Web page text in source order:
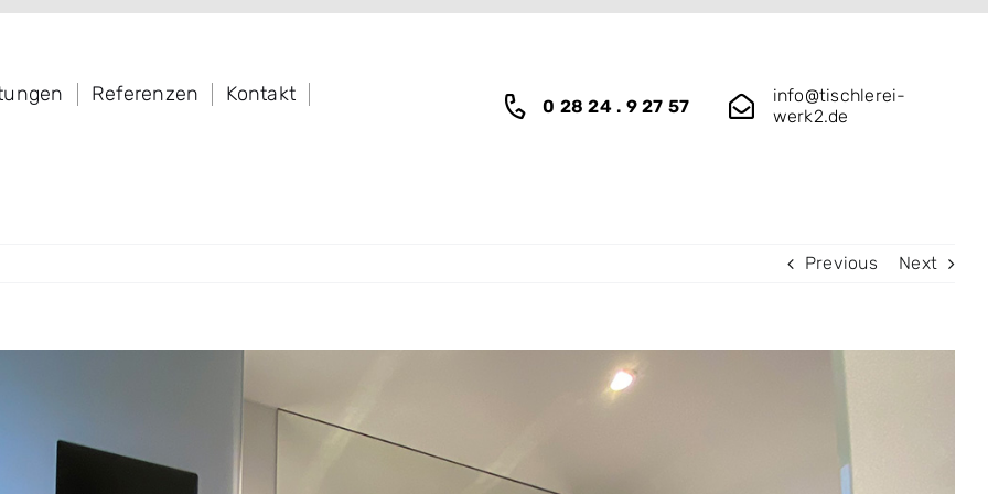
Referenzen
Kontakt
0 28 24 . 9 27 57
info@tischlerei-
werk2.de
Previous Next